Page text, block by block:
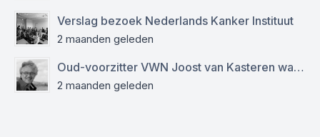
Verslag bezoek Nederlands Kanker Instituut
2 maanden geleden
Oud-voorzitter VWN Joost van Kasteren was een empathische mentor en kritisch journalist
2 maanden geleden